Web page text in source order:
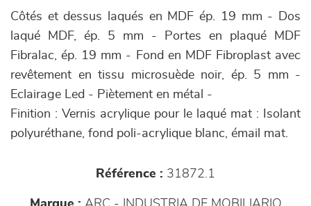
Côtés et dessus laqués en MDF ép. 19 mm - Dos
laqué MDF, ép. 5 mm - Portes en plaqué MDF
Fibralac, ép. 19 mm - Fond en MDF Fibroplast avec
revêtement en tissu microsuède noir, ép. 5 mm -
Eclairage Led - Piètement en métal -
Finition : Vernis acrylique pour le laqué mat : Isolant
polyuréthane, fond poli-acrylique blanc, émail mat.
Référence : 31872.1